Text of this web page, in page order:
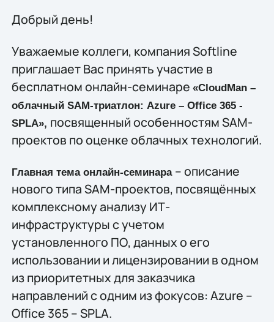
Добрый день!
Уважаемые коллеги, компания Softline
приглашает Вас принять участие в
бесплатном онлайн-семинаре «CloudMan –
облачный SAM-триатлон: Azure – Office 365 -
SPLA», посвященный особенностям SAM-
проектов по оценке облачных технологий.
Главная тема онлайн-семинара – описание
нового типа SAM-проектов, посвящённых
комплексному анализу ИТ-
инфраструктуры с учетом
установленного ПО, данных о его
использовании и лицензировании в одном
из приоритетных для заказчика
направлений с одним из фокусов: Azure –
Office 365 – SPLA.